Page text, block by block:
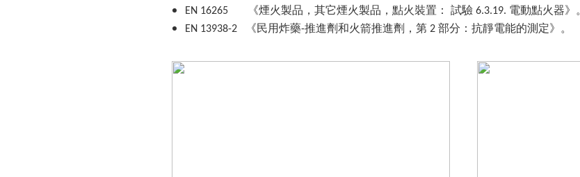
EN 16265 《煙火製品，其它煙火製品，點火裝置： 試驗6.3.19. 電動點火器》。
EN 13938-2 《民用炸藥-推進劑和火箭推進劑，第 2 部分：抗靜電能的測定》。